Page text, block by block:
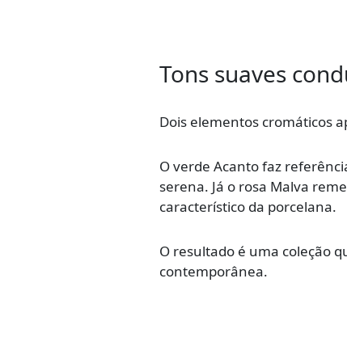
Tons suaves
Dois elementos cromáticos
O verde Acanto faz
serena. Já o rosa Malva
característico da porcelana.
O resultado é uma coleção
contemporânea.